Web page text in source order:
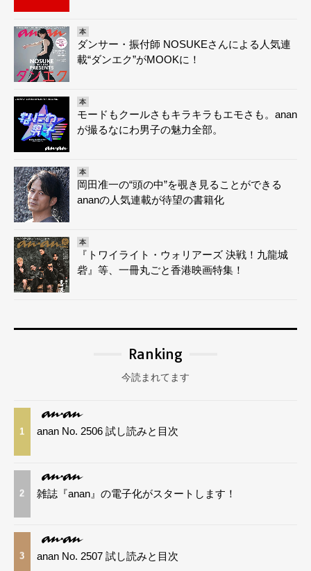
本
ダンサー・振付師 NOSUKEさんによる人気連
載“ダンエク”がMOOKに！
本
モードもクールさもキラキラもエモさも。anan
が撮るなにわ男子の魅力全部。
本
岡田准一の“頭の中”を覗き見ることができる
ananの人気連載が待望の書籍化
本
『トワイライト・ウォリアーズ 決戦！九龍城
砦』等、一冊丸ごと香港映画特集！
Ranking
今読まれてます
1 anan No. 2506 試し読みと目次
2 雑誌『anan』の電子化がスタートします！
3 anan No. 2507 試し読みと目次